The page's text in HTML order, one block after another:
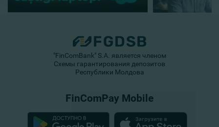
"FinComBank" S.A. является членом
Схемы гарантирования депозитов
Республики Молдова
FinComPay Mobile